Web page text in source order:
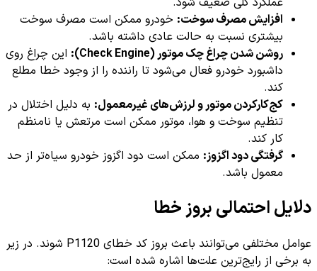
افزایش مصرف سوخت: خودرو ممکن است مصرف سوخت
بیشتری نسبت به حالت عادی داشته باشد.
روشن شدن چراغ چک موتور (Check Engine):
این چراغ روی
داشبورد خودرو فعال می‌شود تا راننده را از وجود خطا مطلع
کند.
کج‌کارکردن موتور و لرزش‌های غیرمعمول: به دلیل اختلال در
تنظیم سوخت و هوا، موتور ممکن است مرتعش یا نامنظم
کار کند.
گرفتگی دود اگزوز: ممکن است دود اگزوز خودرو سیاه‌تر از حد
معمول باشد.
دلایل احتمالی بروز خطا
عوامل مختلفی می‌توانند باعث بروز کد خطای P1120 شوند. در زیر
به برخی از رایج‌ترین علت‌ها اشاره شده است: